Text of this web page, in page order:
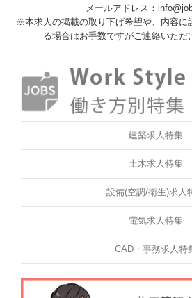
メールアドレス：
※本求人の掲載の取り下げ希望や、内容に
る場合はお手数ですがご連絡いただ
建築求人特集
土木求人特集
設備(空調/衛生)求人
電気求人特集
CAD・事務求人特